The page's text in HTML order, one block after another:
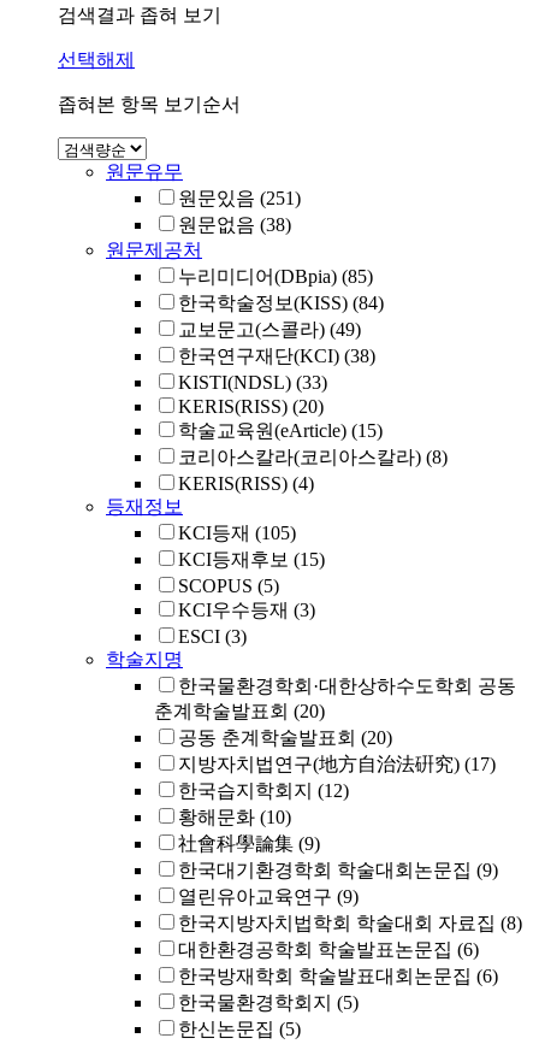
검색결과 좁혀 보기
선택해제
좁혀본 항목 보기순서
원문유무
원문있음 (251)
원문없음 (38)
원문제공처
누리미디어(DBpia) (85)
한국학술정보(KISS) (84)
교보문고(스콜라) (49)
한국연구재단(KCI) (38)
KISTI(NDSL) (33)
KERIS(RISS) (20)
학술교육원(eArticle) (15)
코리아스칼라(코리아스칼라) (8)
KERIS(RISS) (4)
등재정보
KCI등재 (105)
KCI등재후보 (15)
SCOPUS (5)
KCI우수등재 (3)
ESCI (3)
학술지명
한국물환경학회·대한상하수도학회 공동
춘계학술발표회 (20)
공동 춘계학술발표회 (20)
지방자치법연구(地方自治法硏究) (17)
한국습지학회지 (12)
황해문화 (10)
社會科學論集 (9)
한국대기환경학회 학술대회논문집 (9)
열린유아교육연구 (9)
한국지방자치법학회 학술대회 자료집 (8)
대한환경공학회 학술발표논문집 (6)
한국방재학회 학술발표대회논문집 (6)
한국물환경학회지 (5)
한신논문집 (5)